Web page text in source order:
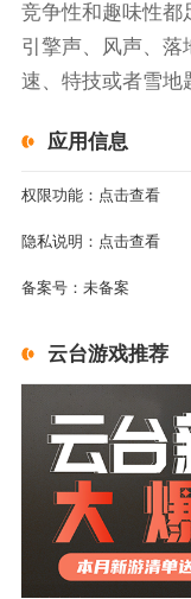
竞争性和趣味性都
引擎声、风声、落
速、特技或者雪地
应用信息
权限功能： 点击查看
隐私说明： 点击查看
备案号： 未备案
云台游戏推荐